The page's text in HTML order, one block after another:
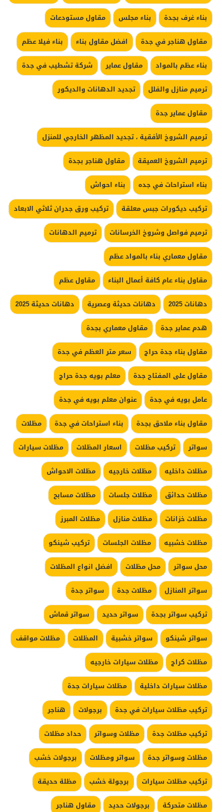
بناء غرف بجدة
بناء مجلس
مقاول مستودعات
مقاول هناجر في جدة
افضل مقاول بناء
بناء فيلا عظم
بناء عظم بالمواد
مقاول عماير
شركة تشطيب في جدة
ترميم منازل والفلل
تجديد الدهانات والديكور
مقاول عماير جدة
ترميم الشروخ الأفقية ، تجديد المظهر الخارجي للمنزل
ترميم الشروخ العميقة
مقاول هناجر بجدة
بناء استراحات في جده
بناء احواش
تركيب ديكورات جبس معلقة
تركيب ورق جدران ثلاثي الابعاد
ترميم فواصل وشروخ الخرسانات
ترميم الدهانات
مقاول معماري بناء بالمواد عظم
مقاول بناء عام كافة أعمال البناء
مقاول عظم
دهانات 2025
دهانات حديثة وعصرية
دهانات حديثة 2025
هدم عماير جدة
مقاول معماري بجدة
مقاول بناء جدة حراج
سعر متر العظم في جدة
مقاول على المفتاح جدة
معلم بويه جدة حراج
عامل بويه في جدة
عنوان معلم بويه في جدة
مقاول بناء ملاحق بجدة
بناء استراحات في جدة
مظلات
سواتر
تركيب مظلات اسعار المظلات
مظلات سيارات
مظلات داخليه
مظلات خارجيه
مظلات الاحواش
مظلات حدائق
مظلات جلسات
مظلات مسابح
مظلات خزانات
مظلات منازل
مظلات المبرز
مظلات خشبيه
مظلات الجلسات
تركيب شينكو
محل سواتر
محل مظلات
افضل انواع المظلات
سواتر المنازل
مظلات جدة
سواتر جدة
تركيب سواتر بجدة
سواتر حديد
سواتر قماش
سواتر شينكو
سواتر خشبية المظلات
مظلات مواقف
مظلات كراج
مظلات سيارات خارجيه
مظلات سيارات داخلية
مظلات سيارات جدة
تركيب مظلات سيارات في جدة
برجولات
هناجر
تركيب مظلات جدة
مظلات وسواتر
حداد مظلات
مظلات وسواتر جدة
سواتر ومظلات
برجولات خشب
تركيب مظلات سيارات
برجولة خشب
مظلة حديقة
مظلات متحركة
برجولات حديد
مقاول هناجر